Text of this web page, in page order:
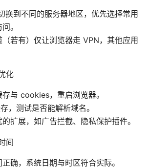
换到不同的服务器地区，优先选择常用
。
（若有）仅让浏览器走 VPN，其他应用
化
与 cookies，重启浏览器。
，测试是否能解析域名。
扩展，如广告拦截、隐私保护插件。
间
确，系统日期与时区符合实际。